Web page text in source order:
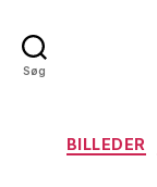
Søg
BILLEDER